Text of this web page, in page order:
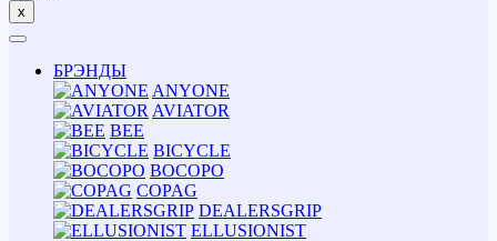
x
БРЭНДЫ
ANYONE
AVIATOR
BEE
BICYCLE
BOCOPO
COPAG
DEALERSGRIP
ELLUSIONIST